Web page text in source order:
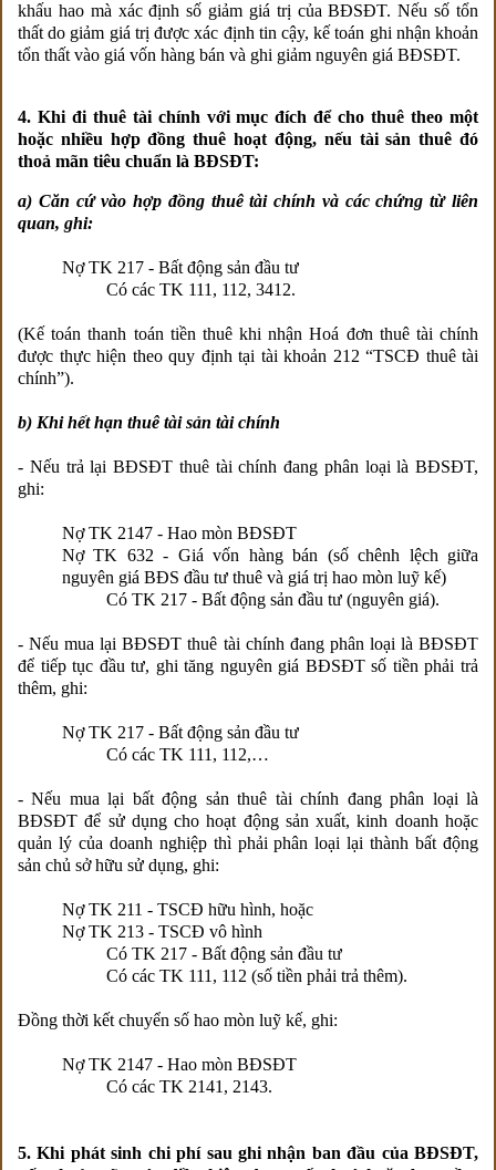
khấu hao mà xác định số giảm giá trị của BĐSĐT. Nếu số tổn
thất do giảm giá trị được xác định tin cậy, kế toán ghi nhận khoản
tổn thất vào giá vốn hàng bán và ghi giảm nguyên giá BĐSĐT.
4. Khi đi thuê tài chính với mục đích để cho thuê theo một
hoặc nhiều hợp đồng thuê hoạt động, nếu tài sản thuê đó
thoả mãn tiêu chuẩn là BĐSĐT:
a) Căn cứ vào hợp đồng thuê tài chính và các chứng từ liên
quan, ghi:
Nợ TK 217 - Bất động sản đầu tư
Có các TK 111, 112, 3412.
(Kế toán thanh toán tiền thuê khi nhận Hoá đơn thuê tài chính
được thực hiện theo quy định tại tài khoản 212 “TSCĐ thuê tài
chính”).
b) Khi hết hạn thuê tài sản tài chính
- Nếu trả lại BĐSĐT thuê tài chính đang phân loại là BĐSĐT,
ghi:
Nợ TK 2147 - Hao mòn BĐSĐT
Nợ TK 632 - Giá vốn hàng bán (số chênh lệch giữa
nguyên giá BĐS đầu tư thuê và giá trị hao mòn luỹ kế)
Có TK 217 - Bất động sản đầu tư (nguyên giá).
- Nếu mua lại BĐSĐT thuê tài chính đang phân loại là BĐSĐT
để tiếp tục đầu tư, ghi tăng nguyên giá BĐSĐT số tiền phải trả
thêm, ghi:
Nợ TK 217 - Bất động sản đầu tư
Có các TK 111, 112,…
- Nếu mua lại bất động sản thuê tài chính đang phân loại là
BĐSĐT để sử dụng cho hoạt động sản xuất, kinh doanh hoặc
quản lý của doanh nghiệp thì phải phân loại lại thành bất động
sản chủ sở hữu sử dụng, ghi:
Nợ TK 211 - TSCĐ hữu hình, hoặc
Nợ TK 213 - TSCĐ vô hình
Có TK 217 - Bất động sản đầu tư
Có các TK 111, 112 (số tiền phải trả thêm).
Đồng thời kết chuyển số hao mòn luỹ kế, ghi:
Nợ TK 2147 - Hao mòn BĐSĐT
Có các TK 2141, 2143.
5. Khi phát sinh chi phí sau ghi nhận ban đầu của BĐSĐT,